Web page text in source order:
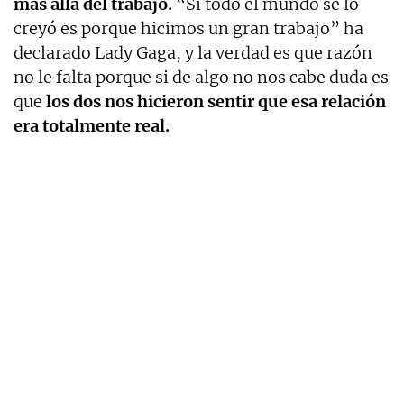
creyó es porque hicimos un gran trabajo” ha
declarado Lady Gaga, y la verdad es que razón
no le falta porque si de algo no nos cabe duda es
que los dos nos hicieron sentir que esa relación
era totalmente real.